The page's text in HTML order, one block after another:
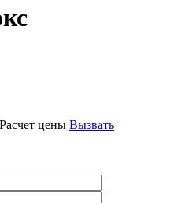
Расчет цены Вызвать